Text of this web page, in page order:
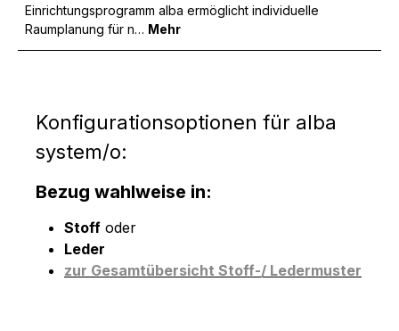
Einrichtungsprogramm alba ermöglicht individuelle
Raumplanung für n… Mehr
Konfigurationsoptionen für alba
system/o:
Bezug wahlweise in:
Stoff oder
Leder
zur Gesamtübersicht Stoff-/ Ledermuster